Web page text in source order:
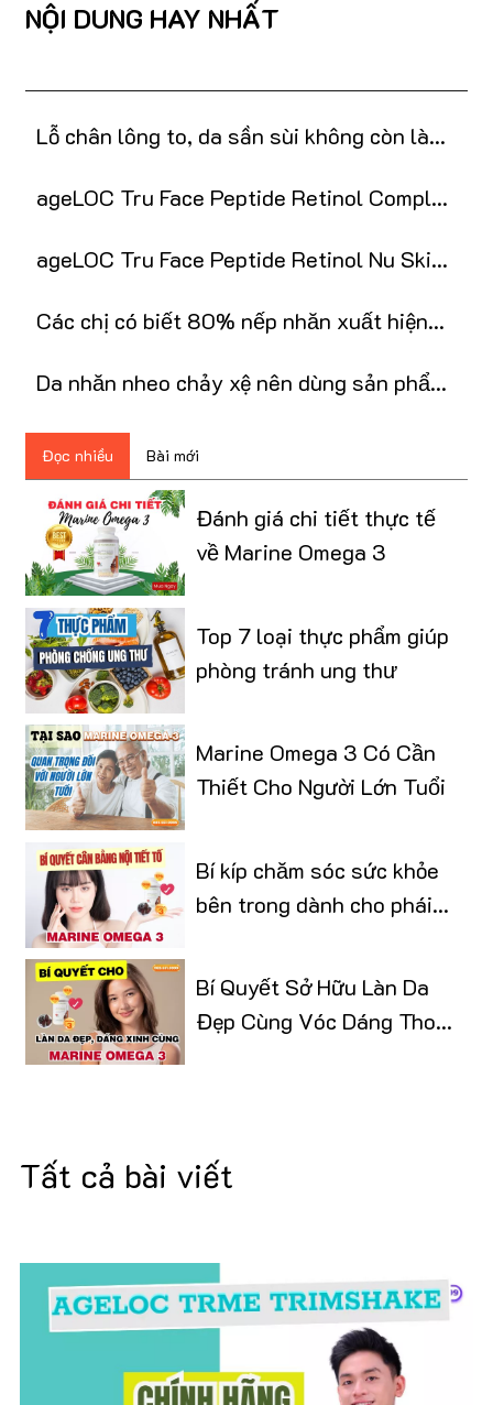
NỘI DUNG HAY NHẤT
Lỗ chân lông to, da sần sùi không còn là
ageLOC Tru Face Peptide Retinol Complex
ageLOC Tru Face Peptide Retinol Nu Skin
Các chị có biết 80% nếp nhăn xuất hiện
Da nhăn nheo chảy xệ nên dùng sản phẩm
Đọc nhiều Bài mới
Đánh giá chi tiết thực tế
về Marine Omega 3
Top 7 loại thực phẩm giúp
phòng tránh ung thư
Marine Omega 3 Có Cần
Thiết Cho Người Lớn Tuổi
Bí kíp chăm sóc sức khỏe
bên trong dành cho phái
Bí Quyết Sở Hữu Làn Da
Đẹp Cùng Vóc Dáng Thon
Tất cả bài viết